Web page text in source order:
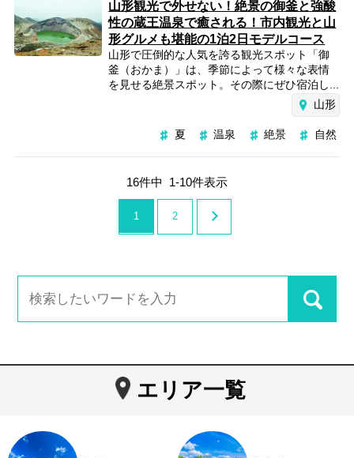
山形観光で外せない！絶景の御釜と強酸
性の蔵王温泉で癒される！市内観光と山
形グルメも堪能の1泊2日モデルコース
山形で圧倒的な人気を誇る観光スポット「御
釜（おかま）」は、季節によって様々な表情
を見せる絶景スポット。その際にぜひ宿泊し...
山形
夏 温泉 絶景 自然
16件中 1-10件表示
1 2
エリア一覧